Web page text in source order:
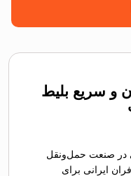
و سریع بلیط
در صنعت حمل‌ونقل
ایرانی برای